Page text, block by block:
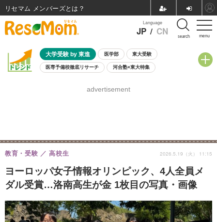
menu
Language
JP / CN search
大学受験 by 東進 医学部 東大受験
医専予備校徹底リサーチ 河合塾×東大特集
8月開催学校説明会・相談会
advertisement
ヨーロッパ女子情報オリンピック、4人全員メ
ダル受賞…洛南高生が金 1枚目の写真・画像
教育・受験 高校生 2026.5.19（火） 11:15
リセマム メンバーズ